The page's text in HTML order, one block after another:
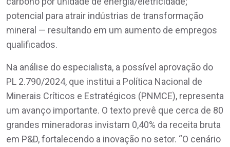
potencial para atrair indústrias de transformação
mineral — resultando em um aumento de empregos
qualificados.
Na análise do especialista, a possível aprovação do
PL 2.790/2024, que institui a Política Nacional de
Minerais Críticos e Estratégicos (PNMCE), representa
um avanço importante. O texto prevê que cerca de 80
grandes mineradoras invistam 0,40% da receita bruta
em P&D, fortalecendo a inovação no setor. “O cenário